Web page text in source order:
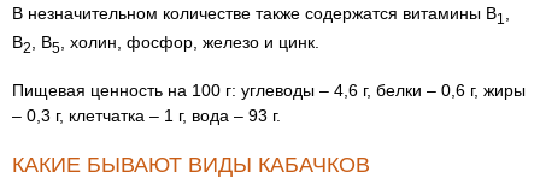
В незначительном количестве также содержатся витамины В1
В2, В5, холин, фосфор, железо и цинк.
Пищевая ценность на 100 г: углеводы – 4,6 г, белки – 0,6 г, жиры
– 0,3 г, клетчатка – 1 г, вода – 93 г.
КАКИЕ БЫВАЮТ ВИДЫ КАБАЧКОВ